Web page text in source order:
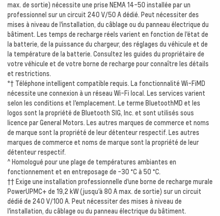
max. de sortie) nécessite une prise NEMA 14-50 installée par un
professionnel sur un circuit 240 V/50 A dédié. Peut nécessiter des
mises à niveau de l'installation, du câblage ou du panneau électrique du
bâtiment. Les temps de recharge réels varient en fonction de l'état de
la batterie, de la puissance du chargeur, des réglages du véhicule et de
la température de la batterie. Consultez les guides du propriétaire de
votre véhicule et de votre borne de recharge pour connaître les détails
et restrictions.
*† Téléphone intelligent compatible requis. La fonctionnalité Wi-FiMD
nécessite une connexion à un réseau Wi-Fi local. Les services varient
selon les conditions et l'emplacement. Le terme BluetoothMD et les
logos sont la propriété de Bluetooth SIG, Inc. et sont utilisés sous
licence par General Motors. Les autres marques de commerce et noms
de marque sont la propriété de leur détenteur respectif. Les autres
marques de commerce et noms de marque sont la propriété de leur
détenteur respectif.
^ Homologué pour une plage de températures ambiantes en
fonctionnement et en entreposage de -30 °C à 50 °C.
†† Exige une installation professionnelle d'une borne de recharge murale
PowerUPMC+ de 19,2 kW (jusqu'à 80 A max. de sortie) sur un circuit
dédié de 240 V/100 A. Peut nécessiter des mises à niveau de
l'installation, du câblage ou du panneau électrique du bâtiment.